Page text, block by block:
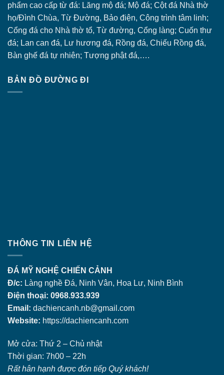
phẩm cao cấp từ đá: Lăng mộ đá; Mộ đá; Cột đá Nhà thờ
họ/Đình Chùa, Từ Đường, Bảo điện, Công trình tâm linh;
Cổng đá cho Nhà thờ tổ, Từ đường, Cổng làng; Cuốn thư
đá; Lan can đá, Lư hương đá, Rồng đá, Chiếu Rồng đá,
Bàn ghế đá tự nhiên; Tượng phật đá,….
BẢN ĐỒ ĐƯỜNG ĐI
THÔNG TIN LIÊN HỆ
ĐÁ MỸ NGHỆ CHIẾN CẢNH
Đ/c: Làng nghề Đá, Ninh Vân, Hoa Lư, Ninh Bình
Điện thoại: 0968.933.939
Email: dachiencanh.nb@gmail.com
Website: https://dachiencanh.com
Mở cửa: Thứ 2 – Chủ nhật
Thời gian: 7h00 – 22h
Rất hân hạnh được đón tiếp Quý khách!